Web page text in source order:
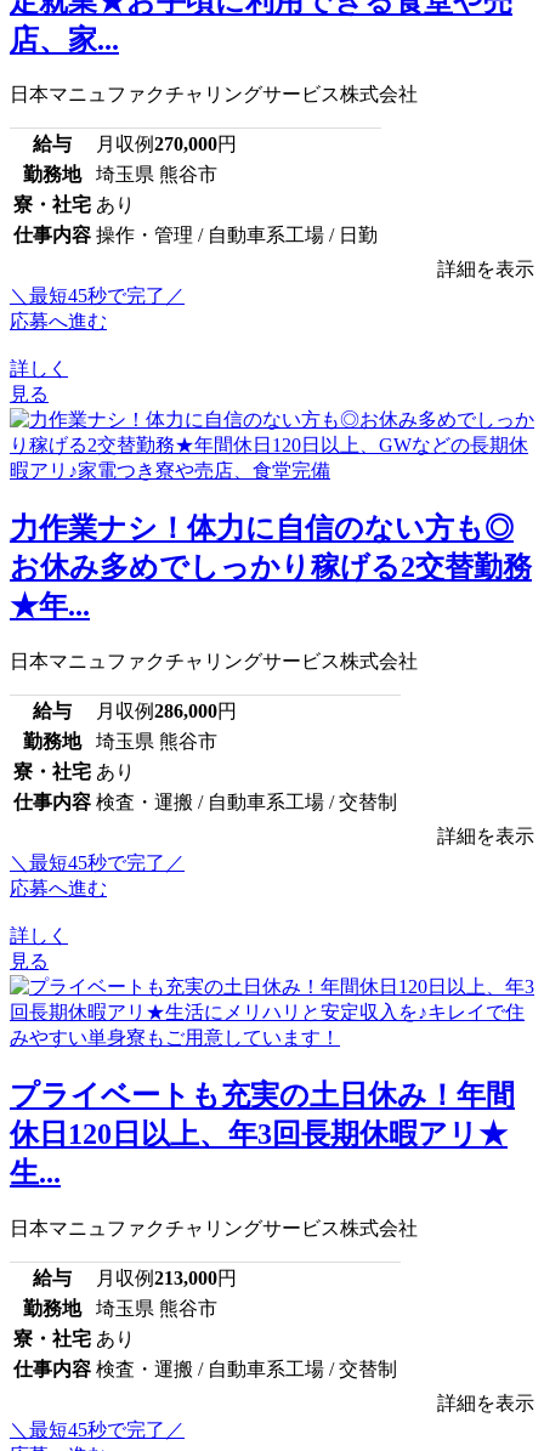
店、家...
日本マニュファクチャリングサービス株式会社
給与 月収例270,000円
勤務地
埼玉県 熊谷市
寮・社宅 あり
仕事内容 操作・管理 / 自動車系工場 / 日勤
詳細を表示
＼最短45秒で完了／
応募へ進む
詳しく
見る
力作業ナシ！体力に自信のない方も◎
お休み多めでしっかり稼げる2交替勤務
★年...
日本マニュファクチャリングサービス株式会社
給与 月収例286,000円
勤務地
埼玉県 熊谷市
寮・社宅 あり
仕事内容 検査・運搬 / 自動車系工場 / 交替制
詳細を表示
＼最短45秒で完了／
応募へ進む
詳しく
見る
プライベートも充実の土日休み！年間
休日120日以上、年3回長期休暇アリ★
生...
日本マニュファクチャリングサービス株式会社
給与 月収例213,000円
勤務地
埼玉県 熊谷市
寮・社宅 あり
仕事内容 検査・運搬 / 自動車系工場 / 交替制
詳細を表示
＼最短45秒で完了／